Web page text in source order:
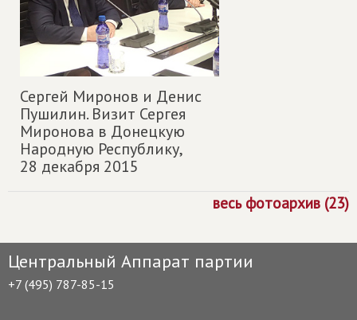
Сергей Миронов и Денис
Пушилин. Визит Сергея
Миронова в Донецкую
Народную Республику,
28 декабря 2015
весь фотоархив (23)
Центральный Аппарат партии
+7 (495) 787-85-15